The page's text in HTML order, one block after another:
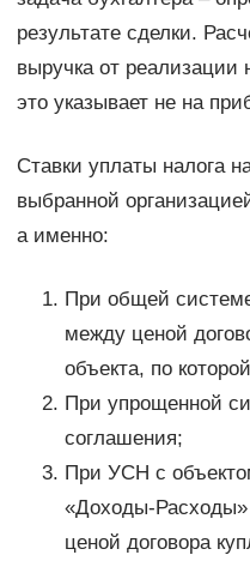
результате сделки.
выручка от
это указывает не на
Ставки уплаты налога
выбранной
а именно:
При общей
между ценой
объекта, по
При упрощенной
соглашения;
При УСН с
«Доходы-
ценой договора